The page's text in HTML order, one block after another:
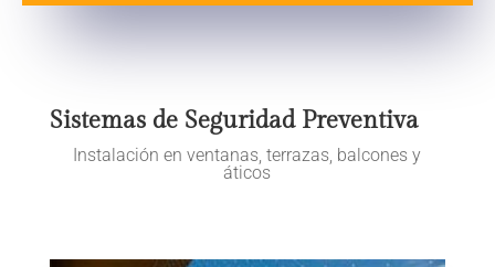
Sistemas de Seguridad Preventiva
Instalación en ventanas, terrazas, balcones y
áticos